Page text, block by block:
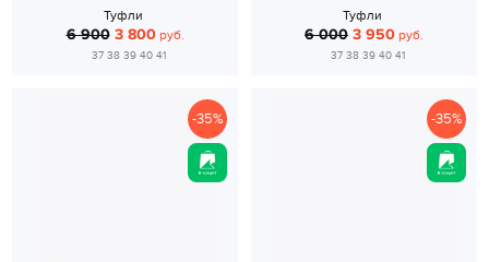
Туфли
6 900 3 800руб.
37 38 39 40 41
Туфли
6 000 3 950 руб.
37 38 39 40 41
-35% -35%